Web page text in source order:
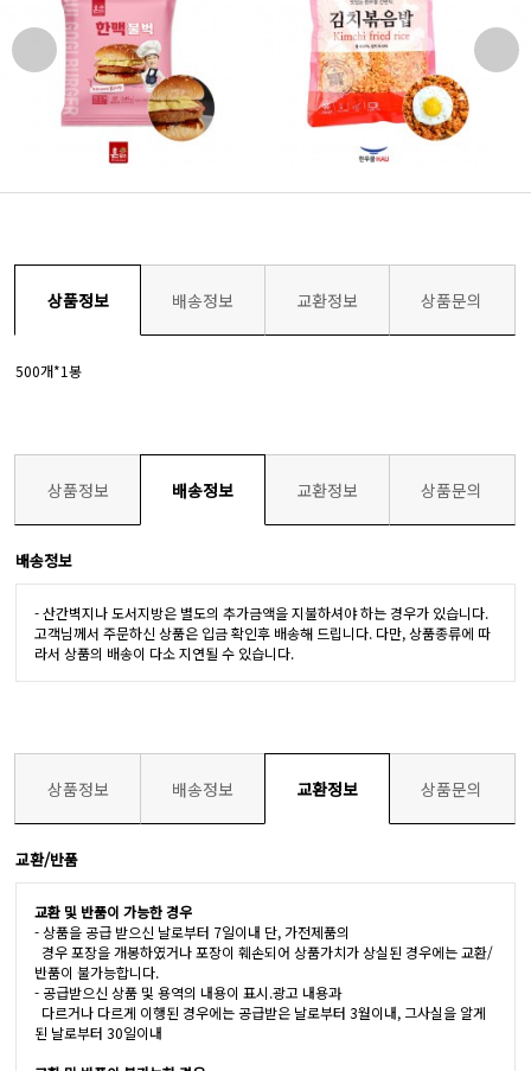
상품정보 배송정보 교환정보 상품문의
500개*1봉
상품정보 배송정보 교환정보 상품문의
배송정보
- 산간벽지나 도서지방은 별도의 추가금액을 지불하셔야 하는 경우가 있습니다.
고객님께서 주문하신 상품은 입금 확인후 배송해 드립니다. 다만, 상품종류에 따
라서 상품의 배송이 다소 지연될 수 있습니다.
상품정보 배송정보 교환정보 상품문의
교환/반품
교환 및 반품이 가능한 경우
- 상품을 공급 받으신 날로부터 7일이내 단, 가전제품의
경우 포장을 개봉하였거나 포장이 훼손되어 상품가치가 상실된 경우에는 교환/
반품이 불가능합니다.
- 공급받으신 상품 및 용역의 내용이 표시.광고 내용과
다르거나 다르게 이행된 경우에는 공급받은 날로부터 3월이내, 그사실을 알게
된 날로부터 30일이내